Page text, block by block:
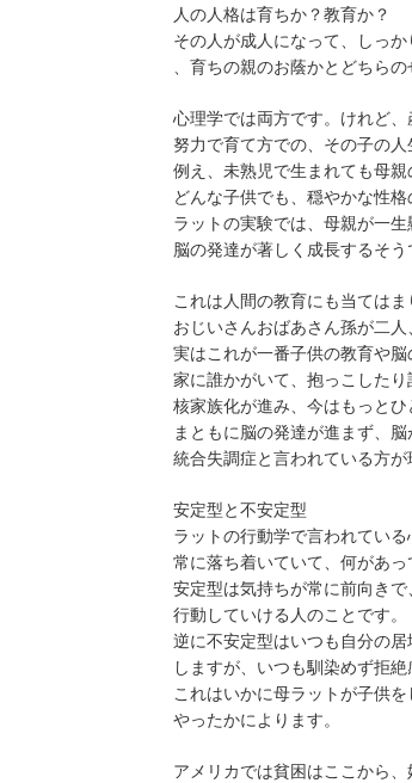
人の人格は育ちか？教育か？
その人が成人になって、しっ
、育ちの親のお蔭かとどちら
心理学では両方です。けれど
努力で育て方での、その子の人
例え、未熟児で生まれても母
どんな子供でも、穏やかな性格
ラットの実験では、母親が一
脳の発達が著しく成長するそう
これは人間の教育にも当ては
おじいさんおばあさん孫が二人
実はこれが一番子供の教育や脳
家に誰かがいて、抱っこしたり
核家族化が進み、今はもっと
まともに脳の発達が進まず、
統合失調症と言われている方が
安定型と不安定型
ラットの行動学で言われている
常に落ち着いていて、何があ
安定型は気持ちが常に前向き
行動していける人のことです。
逆に不安定型はいつも自分の
しますが、いつも馴染めず拒
これはいかに母ラットが子供
やったかによります。
アメリカでは貧困はここから、